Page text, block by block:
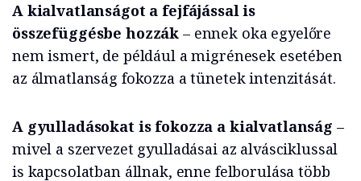
A kialvatlanságot a fejfájással is
összefüggésbe hozzák – ennek oka egyelőre
nem ismert, de például a migrénesek esetében
az álmatlanság fokozza a tünetek intenzitását.
A gyulladásokat is fokozza a kialvatlanság –
mivel a szervezet gyulladásai az alvásciklussal
is kapcsolatban állnak, enne felborulása több